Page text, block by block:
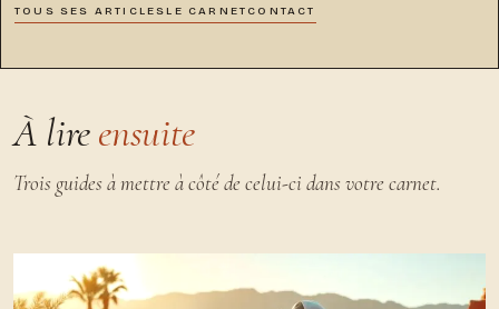
TOUS SES ARTICLESLE CARNET CONTACT
À lireensuite
Trois guides à mettre à côté de celui-ci dans votre carnet.